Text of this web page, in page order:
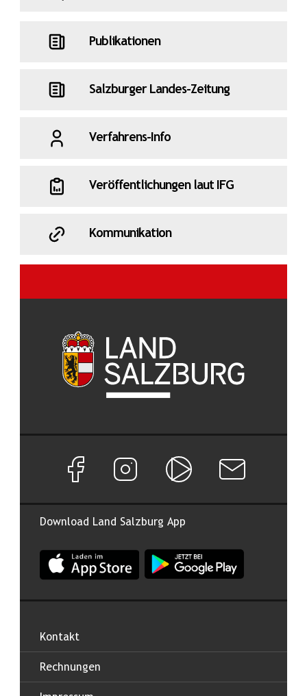
Publikationen
Salzburger Landes-Zeitung
Verfahrens-Info
Veröffentlichungen laut IFG
Kommunikation
Download Land Salzburg App
App Land Salzburg im Apple App Store
App Land Salzburg im
Facebook Seite von Land Salzburg
Instagram Seite von Land Salzburg
Salzburg ONNewsletter
Kontakt
Rechnungen